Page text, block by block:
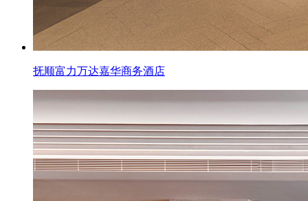
抚顺富力万达嘉华商务酒店